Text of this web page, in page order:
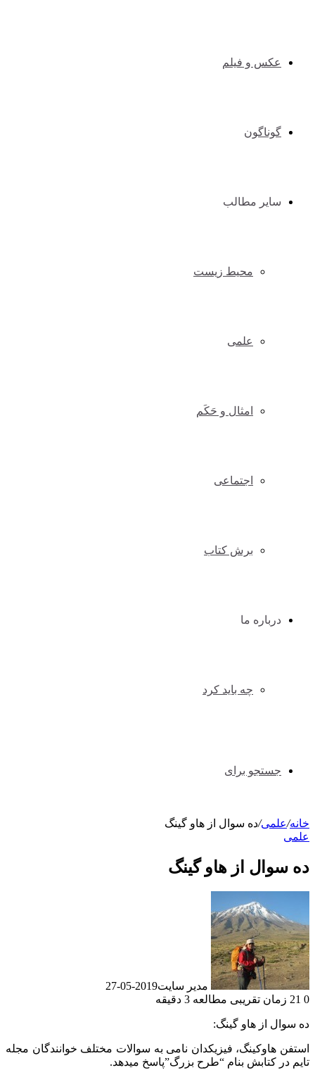
عکس و فیلم
گوناگون
سایر مطالب
محیط زیست
علمی
امثال و حَکَم
اجتماعی
برش کتاب
درباره ما
چه باید کرد
جستجو برای
خانه/علمی/ده سوال از هاو گينگ
علمی
ده سوال از هاو گينگ
مدیر سایت2019-05-27
0
زمان تقریبی مطالعه 3 دقیقه
ده سوال از هاو گينگ:
استفن هاوکینگ، فیزیکدان نامی به سوالات مختلف خوانندگان مجله
تایم در کتابش بنام “طرح بزرگ”پاسخ میدهد.